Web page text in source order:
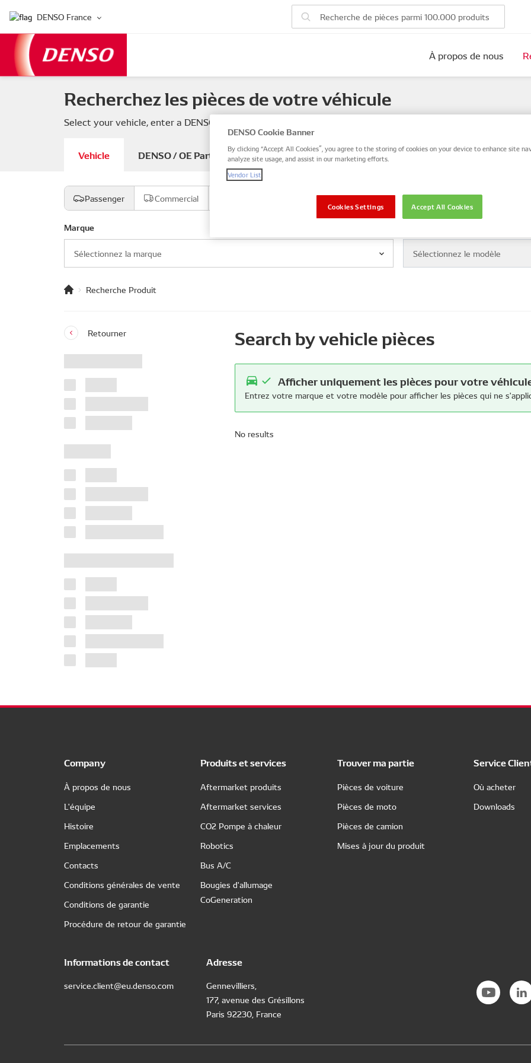
DENSO France
À propos de nous
Recherchez les pièces de votre véhicule
Select your vehicle, enter a DENSO or OE part number, or search by VIN / Frame No.
Vehicle DENSO / OE Part number VIN / Frame
Passenger Commercial
Marque
Sélectionnez la marque Sélectionnez le modèle
Recherche Produit
Retourner Search by vehicle pièces
Afficher uniquement les pièces pour votre
Entrez votre marque et votre modèle pour afficher les pièces qui ne
No results
Company
À propos de nous
L'équipe
Histoire
Emplacements
Contacts
Conditions générales de vente
Conditions de garantie
Procédure de retour de garantie
Produits et services
Aftermarket produits
Aftermarket services
CO2 Pompe à chaleur
Robotics
Bus A/C
Bougies d'allumage
CoGeneration
Trouver ma partie
Pièces de voiture
Pièces de moto
Pièces de camion
Mises à jour du produit
Service
Où acheter
Downloads
Informations de contact
service.client@eu.denso.com
Adresse
Gennevilliers,
177, avenue des Grésillons
Paris 92230, France
DENSO Cookie Banner
By clicking “Accept All Cookies”, you agree to the storing of cookies on your device to enhance site
analyze site usage, and assist in our marketing efforts.
Vendor List
Accept All Cookies
Cookies Settings